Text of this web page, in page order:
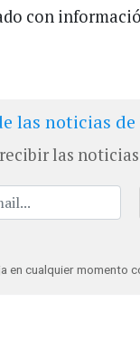
con
las noticias
las
en cualquier momento